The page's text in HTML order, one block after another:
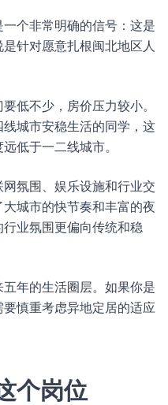
一个非常明确的信号：这是
针对愿意扎根闽北地区人
低不少，房价压力较小。
城市安稳生活的同学，这
低于一二线城市。
氛围、娱乐设施和行业交
城市的快节奏和丰富的夜
业氛围更偏向传统和稳
年的生活圈层。如果你是
慎重考虑异地定居的适应
个岗位